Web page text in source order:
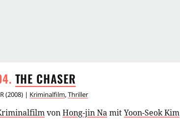
THE CHASER
(2008) | Kriminalfilm,Thriller
vonHong-jin NamitYoon-Seok Kim